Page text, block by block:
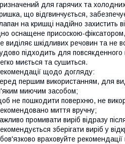
для гарячих та
що відгвинчується,
на кришці надійно захистить
оснащене присоскою-фіксатором,
виділяє шкідливих речовин та не
підходить для повсякденного
миється та сушиться.
щодо догляду:
першим використанням, для
миючим засобом;
не пошкодити поверхню, не
миття вручну;
промивати виріб відразу
зберігати виріб у
враховуйте